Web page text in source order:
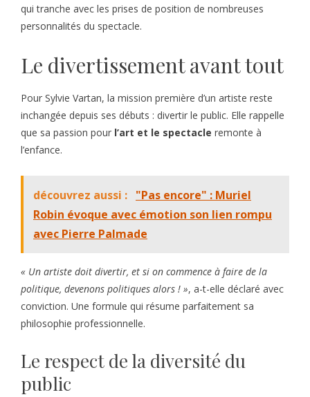
qui tranche avec les prises de position de nombreuses
personnalités du spectacle.
Le divertissement avant tout
Pour Sylvie Vartan, la mission première d’un artiste reste
inchangée depuis ses débuts : divertir le public. Elle rappelle
que sa passion pour l’art et le spectacle remonte à
l’enfance.
découvrez aussi : "Pas encore" : Muriel
Robin évoque avec émotion son lien rompu
avec Pierre Palmade
« Un artiste doit divertir, et si on commence à faire de la
politique, devenons politiques alors ! », a-t-elle déclaré avec
conviction. Une formule qui résume parfaitement sa
philosophie professionnelle.
Le respect de la diversité du
public